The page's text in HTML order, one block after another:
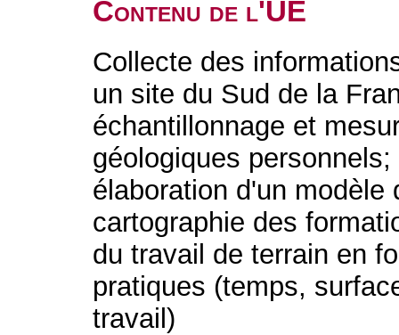
Contenu de l'UE
Collecte des
un site du Sud de la
échantillonnage et
géologiques
élaboration d'un modèle
cartographie des
du travail de terrain en
pratiques (temps,
travail)